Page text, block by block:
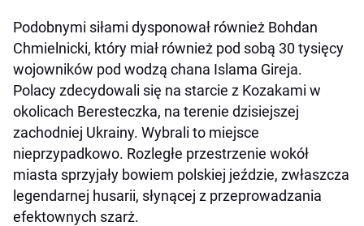
Podobnymi siłami dysponował również Bohdan
Chmielnicki, który miał również pod sobą 30 tysięcy
wojowników pod wodzą chana Islama Gireja.
Polacy zdecydowali się na starcie z Kozakami w
okolicach Beresteczka, na terenie dzisiejszej
zachodniej Ukrainy. Wybrali to miejsce
nieprzypadkowo. Rozległe przestrzenie wokół
miasta sprzyjały bowiem polskiej jeździe, zwłaszcza
legendarnej husarii, słynącej z przeprowadzania
efektownych szarż.